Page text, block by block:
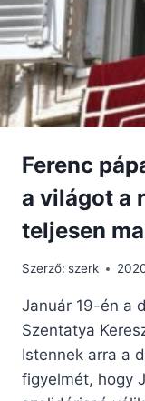
Ferenc
a világot a
teljesen
Szerző: szerk
Január 19-én a
Szentatya
Istennek arra a
figyelmét, hogy